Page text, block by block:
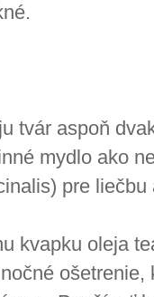
tvár aspoň
mydlo ako
pre liečbu
kvapku oleja